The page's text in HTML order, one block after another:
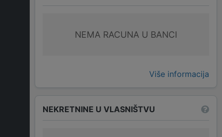
NEMA RACUNA U BANCI
Više informacija
NEKRETNINE U VLASNIŠTVU